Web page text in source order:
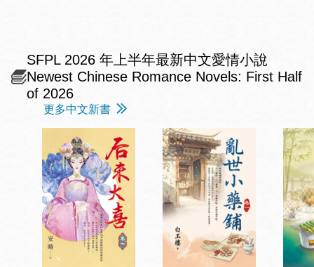
SFPL 2026 年上半年最新中文愛情小說
Newest Chinese Romance Novels: First Half
of 2026
更多中文新書